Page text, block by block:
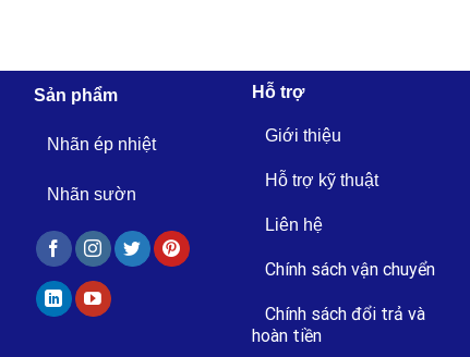
Sản phẩm
Nhãn ép nhiệt
Nhãn sườn
Hỗ trợ
Giới thiệu
Hỗ trợ kỹ thuật
Liên hệ
Chính sách vận chuyển
Chính sách đổi trả và
hoàn tiền